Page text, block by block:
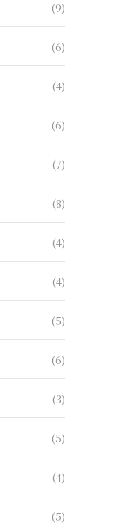
(9)
(6)
(4)
(6)
(7)
(8)
(4)
(4)
(5)
(6)
(3)
(5)
(4)
(5)